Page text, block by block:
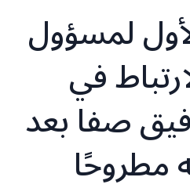
لمسؤول
في
صفا‬⁩ بعد
مطروحًا